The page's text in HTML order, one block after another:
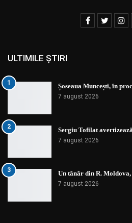
ULTIMILE ȘTIRI
1 Șoseaua Muncești, în
7 august 2026
2 Sergiu Tofilat
7 august 2026
3 Un tânăr din R.
7 august 2026